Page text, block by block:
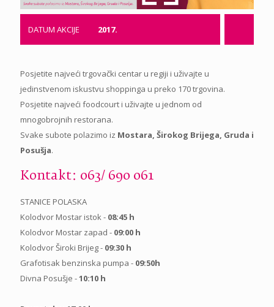
DATUM AKCIJE 2017.
Posjetite najveći trgovački centar u regiji i uživajte u
jedinstvenom iskustvu shoppinga u preko 170 trgovina.
Posjetite najveći foodcourt i uživajte u jednom od
mnogobrojnih restorana.
Svake subote polazimo iz Mostara, Širokog Brijega, Gruda i
Posušja.
Kontakt: 063/ 690 061
STANICE POLASKA
Kolodvor Mostar istok - 08:45 h
Kolodvor Mostar zapad - 09:00 h
Kolodvor Široki Brijeg - 09:30 h
Grafotisak benzinska pumpa - 09:50h
Divna Posušje -10:10 h